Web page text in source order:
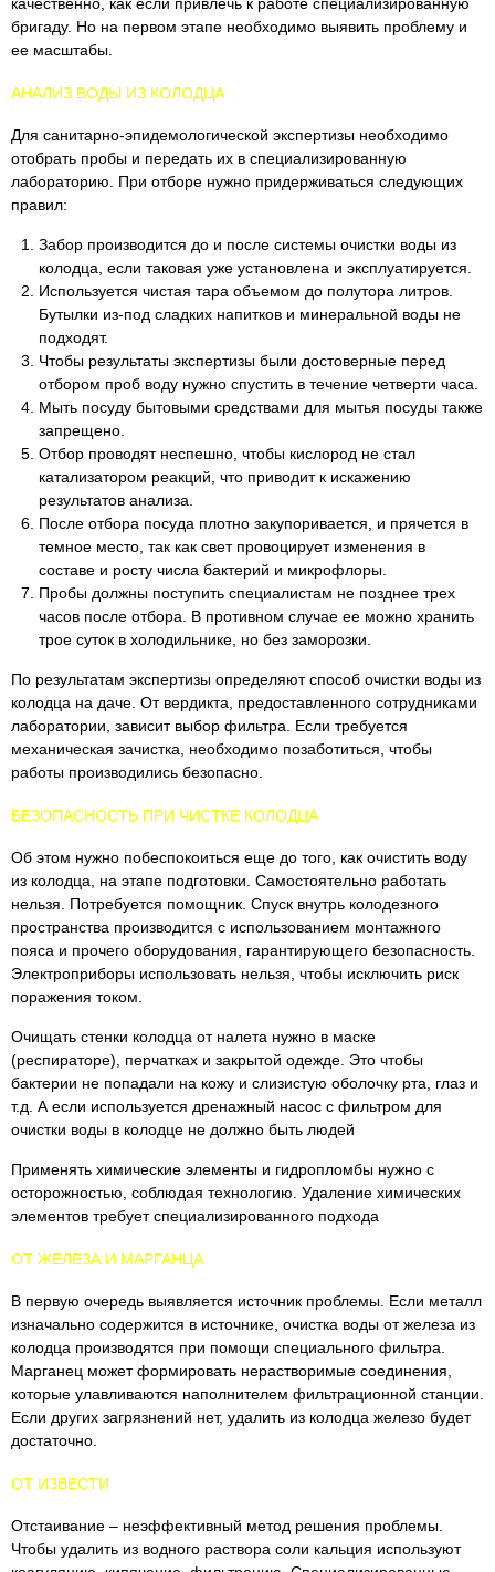
бригаду. Но на первом этапе необходимо выявить проблему и
ее масштабы.
АНАЛИЗ ВОДЫ ИЗ КОЛОДЦА
Для санитарно-эпидемологической экспертизы необходимо
отобрать пробы и передать их в специализированную
лабораторию. При отборе нужно придерживаться следующих
правил:
Забор производится до и после системы очистки воды из
колодца, если таковая уже установлена и эксплуатируется.
Используется чистая тара объемом до полутора литров.
Бутылки из-под сладких напитков и минеральной воды не
подходят.
Чтобы результаты экспертизы были достоверные перед
отбором проб воду нужно спустить в течение четверти часа.
Мыть посуду бытовыми средствами для мытья посуды также
запрещено.
Отбор проводят неспешно, чтобы кислород не стал
катализатором реакций, что приводит к искажению
результатов анализа.
После отбора посуда плотно закупоривается, и прячется в
темное место, так как свет провоцирует изменения в
составе и росту числа бактерий и микрофлоры.
Пробы должны поступить специалистам не позднее трех
часов после отбора. В противном случае ее можно хранить
трое суток в холодильнике, но без заморозки.
По результатам экспертизы определяют способ очистки воды из
колодца на даче. От вердикта, предоставленного сотрудниками
лаборатории, зависит выбор фильтра. Если требуется
механическая зачистка, необходимо позаботиться, чтобы
работы производились безопасно.
БЕЗОПАСНОСТЬ ПРИ ЧИСТКЕ КОЛОДЦА
Об этом нужно побеспокоиться еще до того, как очистить воду
из колодца, на этапе подготовки. Самостоятельно работать
нельзя. Потребуется помощник. Спуск внутрь колодезного
пространства производится с использованием монтажного
пояса и прочего оборудования, гарантирующего безопасность.
Электроприборы использовать нельзя, чтобы исключить риск
поражения током.
Очищать стенки колодца от налета нужно в маске
(респираторе), перчатках и закрытой одежде. Это чтобы
бактерии не попадали на кожу и слизистую оболочку рта, глаз и
т.д. А если используется дренажный насос с фильтром для
очистки воды в колодце не должно быть людей
Применять химические элементы и гидропломбы нужно с
осторожностью, соблюдая технологию. Удаление химических
элементов требует специализированного подхода
ОТ ЖЕЛЕЗА И МАРГАНЦА
В первую очередь выявляется источник проблемы. Если металл
изначально содержится в источнике, очистка воды от железа из
колодца производятся при помощи специального фильтра.
Марганец может формировать нерастворимые соединения,
которые улавливаются наполнителем фильтрационной станции.
Если других загрязнений нет, удалить из колодца железо будет
достаточно.
ОТ ИЗВЕСТИ
Отстаивание – неэффективный метод решения проблемы.
Чтобы удалить из водного раствора соли кальция используют